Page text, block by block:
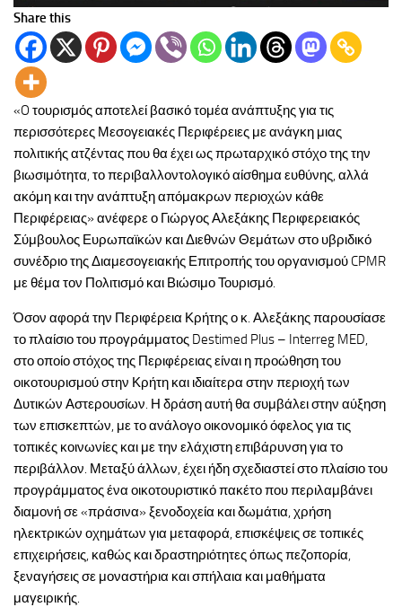
Share this
«O τουρισμός αποτελεί βασικό τομέα ανάπτυξης για τις
περισσότερες Μεσογειακές Περιφέρειες με ανάγκη μιας
πολιτικής ατζέντας που θα έχει ως πρωταρχικό στόχο της την
βιωσιμότητα, το περιβαλλοντολογικό αίσθημα ευθύνης, αλλά
ακόμη και την ανάπτυξη απόμακρων περιοχών κάθε
Περιφέρειας» ανέφερε ο Γιώργος Αλεξάκης Περιφερειακός
Σύμβουλος Ευρωπαϊκών και Διεθνών Θεμάτων στο υβριδικό
συνέδριο της Διαμεσογειακής Επιτροπής του οργανισμού CPMR
με θέμα τον Πολιτισμό και Βιώσιμο Τουρισμό.
Όσον αφορά την Περιφέρεια Κρήτης ο κ. Αλεξάκης παρουσίασε
το πλαίσιο του προγράμματος Destimed Plus – Interreg MED,
στο οποίο στόχος της Περιφέρειας είναι η προώθηση του
οικοτουρισμού στην Κρήτη και ιδιαίτερα στην περιοχή των
Δυτικών Αστερουσίων. Η δράση αυτή θα συμβάλει στην αύξηση
των επισκεπτών, με το ανάλογο οικονομικό όφελος για τις
τοπικές κοινωνίες και με την ελάχιστη επιβάρυνση για το
περιβάλλον. Μεταξύ άλλων, έχει ήδη σχεδιαστεί στο πλαίσιο του
προγράμματος ένα οικοτουριστικό πακέτο που περιλαμβάνει
διαμονή σε «πράσινα» ξενοδοχεία και δωμάτια, χρήση
ηλεκτρικών οχημάτων για μεταφορά, επισκέψεις σε τοπικές
επιχειρήσεις, καθώς και δραστηριότητες όπως πεζοπορία,
ξεναγήσεις σε μοναστήρια και σπήλαια και μαθήματα
μαγειρικής.